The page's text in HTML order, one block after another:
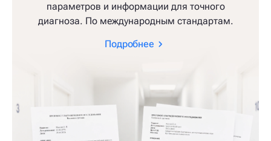
параметров и информации для точного
диагноза. По международным стандартам.
Подробнее